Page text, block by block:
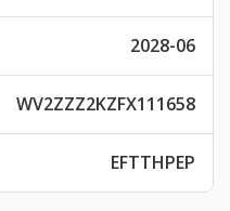
2028-06
WV2ZZZ2KZFX111658
EFTTHPEP